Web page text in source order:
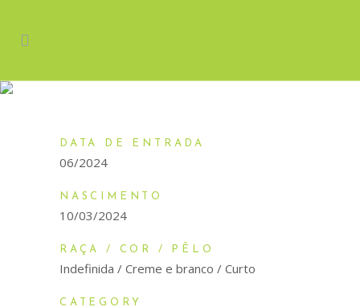
DATA DE ENTRADA
06/2024
NASCIMENTO
10/03/2024
RAÇA / COR / PÊLO
Indefinida / Creme e branco / Curto
CATEGORY